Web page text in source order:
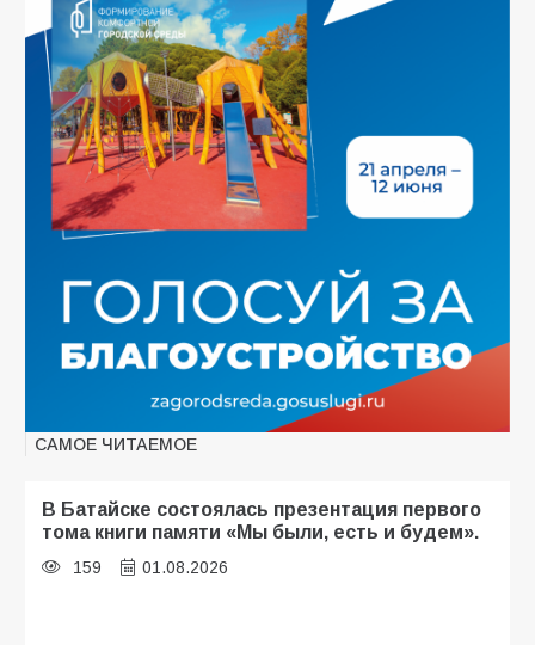
САМОЕ ЧИТАЕМОЕ
В Батайске состоялась презентация первого
тома книги памяти «Мы были, есть и будем».
159 01.08.2026